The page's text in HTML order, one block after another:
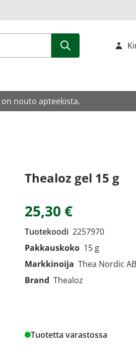
nouto apteekista.
Thealoz gel 15 g
25,30 €
Tuotekoodi 2257970
Pakkauskoko 15 g
Markkinoija Thea Nordic AB
Brand Thealoz
Tuotetta varastossa